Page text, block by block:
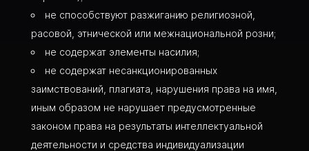
не способствуют разжиганию религиозной,
расовой, этнической или межнациональной розни;
не содержат элементы насилия;
не содержат несанкционированных
заимствований, плагиата, нарушения права на имя,
иным образом не нарушает предусмотренные
законом права на результаты интеллектуальной
деятельности и средства индивидуализации